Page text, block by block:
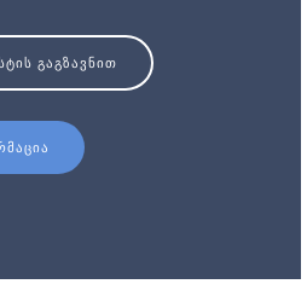
ᲒᲐᲒᲖᲐᲕᲜᲘᲗ